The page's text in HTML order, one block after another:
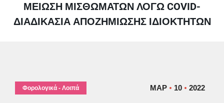
ΜΕΊΩΣΗ ΜΙΣΘΩΜΆΤΩΝ ΛΌΓΩ COVID-
ΔΙΑΔΙΚΑΣΊΑ ΑΠΟΖΗΜΊΩΣΗΣ ΙΔΙΟΚΤΗΤΏΝ
ΜΑΡ 10 2022
Φορολογικά - Λοιπά